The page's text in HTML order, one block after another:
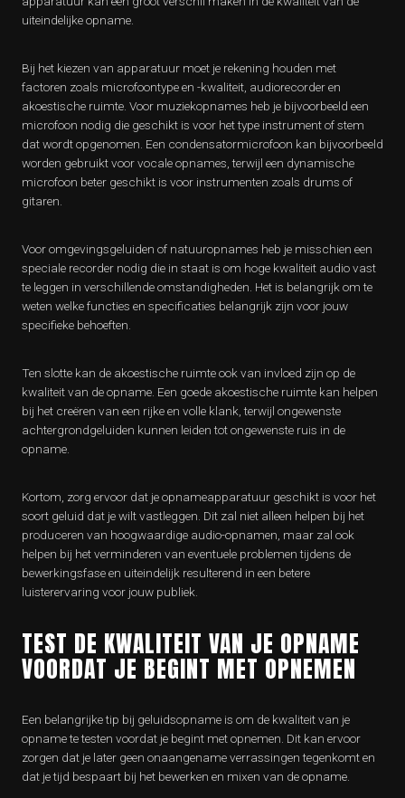
uiteindelijke opname.
Bij het kiezen van apparatuur moet je rekening houden met
factoren zoals microfoontype en -kwaliteit, audiorecorder en
akoestische ruimte. Voor muziekopnames heb je bijvoorbeeld een
microfoon nodig die geschikt is voor het type instrument of stem
dat wordt opgenomen. Een condensatormicrofoon kan bijvoorbeeld
worden gebruikt voor vocale opnames, terwijl een dynamische
microfoon beter geschikt is voor instrumenten zoals drums of
gitaren.
Voor omgevingsgeluiden of natuuropnames heb je misschien een
speciale recorder nodig die in staat is om hoge kwaliteit audio vast
te leggen in verschillende omstandigheden. Het is belangrijk om te
weten welke functies en specificaties belangrijk zijn voor jouw
specifieke behoeften.
Ten slotte kan de akoestische ruimte ook van invloed zijn op de
kwaliteit van de opname. Een goede akoestische ruimte kan helpen
bij het creëren van een rijke en volle klank, terwijl ongewenste
achtergrondgeluiden kunnen leiden tot ongewenste ruis in de
opname.
Kortom, zorg ervoor dat je opnameapparatuur geschikt is voor het
soort geluid dat je wilt vastleggen. Dit zal niet alleen helpen bij het
produceren van hoogwaardige audio-opnamen, maar zal ook
helpen bij het verminderen van eventuele problemen tijdens de
bewerkingsfase en uiteindelijk resulterend in een betere
luisterervaring voor jouw publiek.
TEST DE KWALITEIT VAN JE OPNAME
VOORDAT JE BEGINT MET OPNEMEN
Een belangrijke tip bij geluidsopname is om de kwaliteit van je
opname te testen voordat je begint met opnemen. Dit kan ervoor
zorgen dat je later geen onaangename verrassingen tegenkomt en
dat je tijd bespaart bij het bewerken en mixen van de opname.